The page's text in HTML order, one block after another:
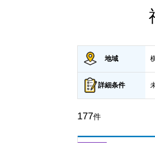
地域
詳細条件
177件